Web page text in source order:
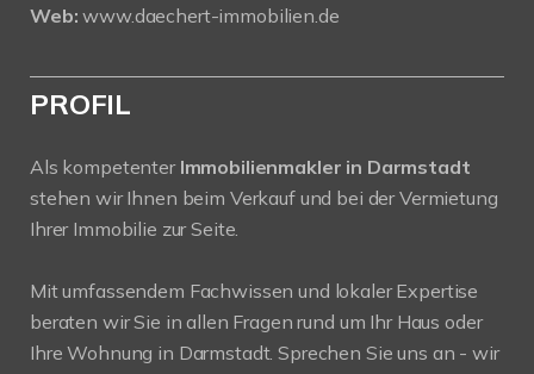
Web: www.daechert-immobilien.de
PROFIL
Als kompetenter Immobilienmakler in Darmstadt
stehen wir Ihnen beim Verkauf und bei der Vermietung
Ihrer Immobilie zur Seite.
Mit umfassendem Fachwissen und lokaler Expertise
beraten wir Sie in allen Fragen rund um Ihr Haus oder
Ihre Wohnung in Darmstadt. Sprechen Sie uns an - wir